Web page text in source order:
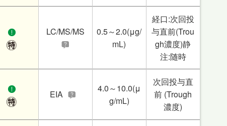
LC/MS/MS
0.5～2.0(μg/
mL)
経口:次回投
与直前(Trou
gh濃度)静
注:随時
EIA
4.0～10.0(μ
g/mL)
次回投与直
前 (Trough
濃度)